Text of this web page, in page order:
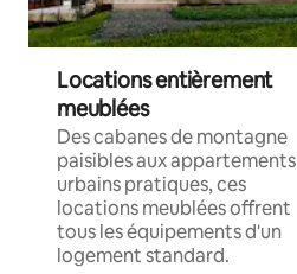
Locations entièrement
meublées
Des cabanes de montagne
paisibles aux appartements
urbains pratiques, ces
locations meublées offrent
tous les équipements d'un
logement standard.